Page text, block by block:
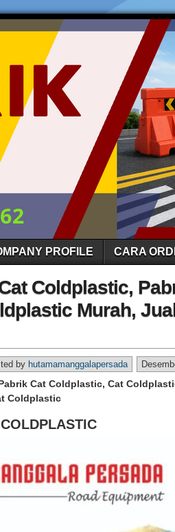
PROFILE CARA
Coldplastic,
Murah,
by hutamamanggalapersada
Cat Coldplastic, Cat
Coldplastic